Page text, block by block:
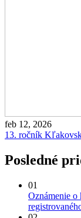
feb 12, 2026
13. ročník
Posledné
01
Oznámenie o